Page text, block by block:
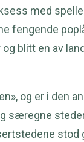
med
fengende
og blitt en av
og er i den
særegne
stod